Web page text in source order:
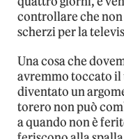
controllare che non
scherzi per la
Una cosa che
avremmo toccato il
diventato un
torero non può
a quando non è